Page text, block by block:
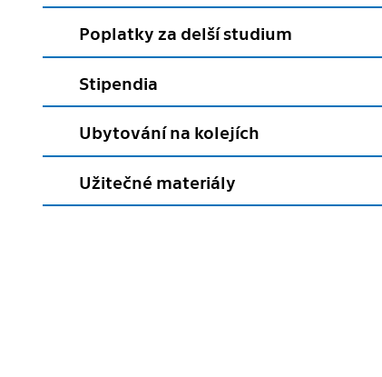
Poplatky za delší studium
Stipendia
Ubytování na kolejích
Užitečné materiály